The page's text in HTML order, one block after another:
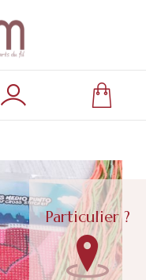
Particulier ?